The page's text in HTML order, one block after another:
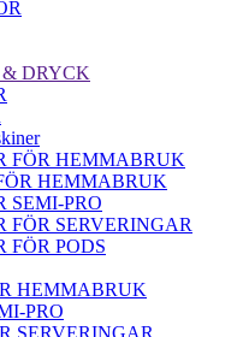
DRYCK
FÖR HEMMABRUK
HEMMABRUK
SEMI-PRO
FÖR SERVERINGAR
FÖR PODS
HEMMABRUK
PRO
SERVERINGAR